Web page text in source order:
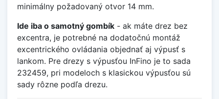
minimálny požadovaný otvor 14 mm.
Ide iba o samotný gombík - ak máte drez bez
excentra, je potrebné na dodatočnú montáž
excentrického ovládania objednať aj výpusť s
lankom. Pre drezy s výpusťou InFino je to sada
232459, pri modeloch s klasickou výpusťou sú
sady rôzne podľa drezu.